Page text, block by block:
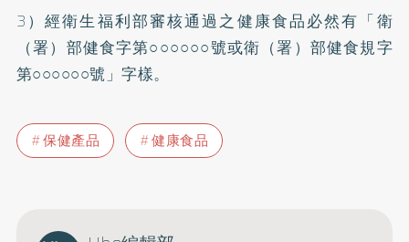
3）經衛生福利部審核通過之健康食品必然有「衛
（署）部健食字第○○○○○○號或衛（署）部健食規字
第○○○○○○號」字樣。
保健產品 健康食品